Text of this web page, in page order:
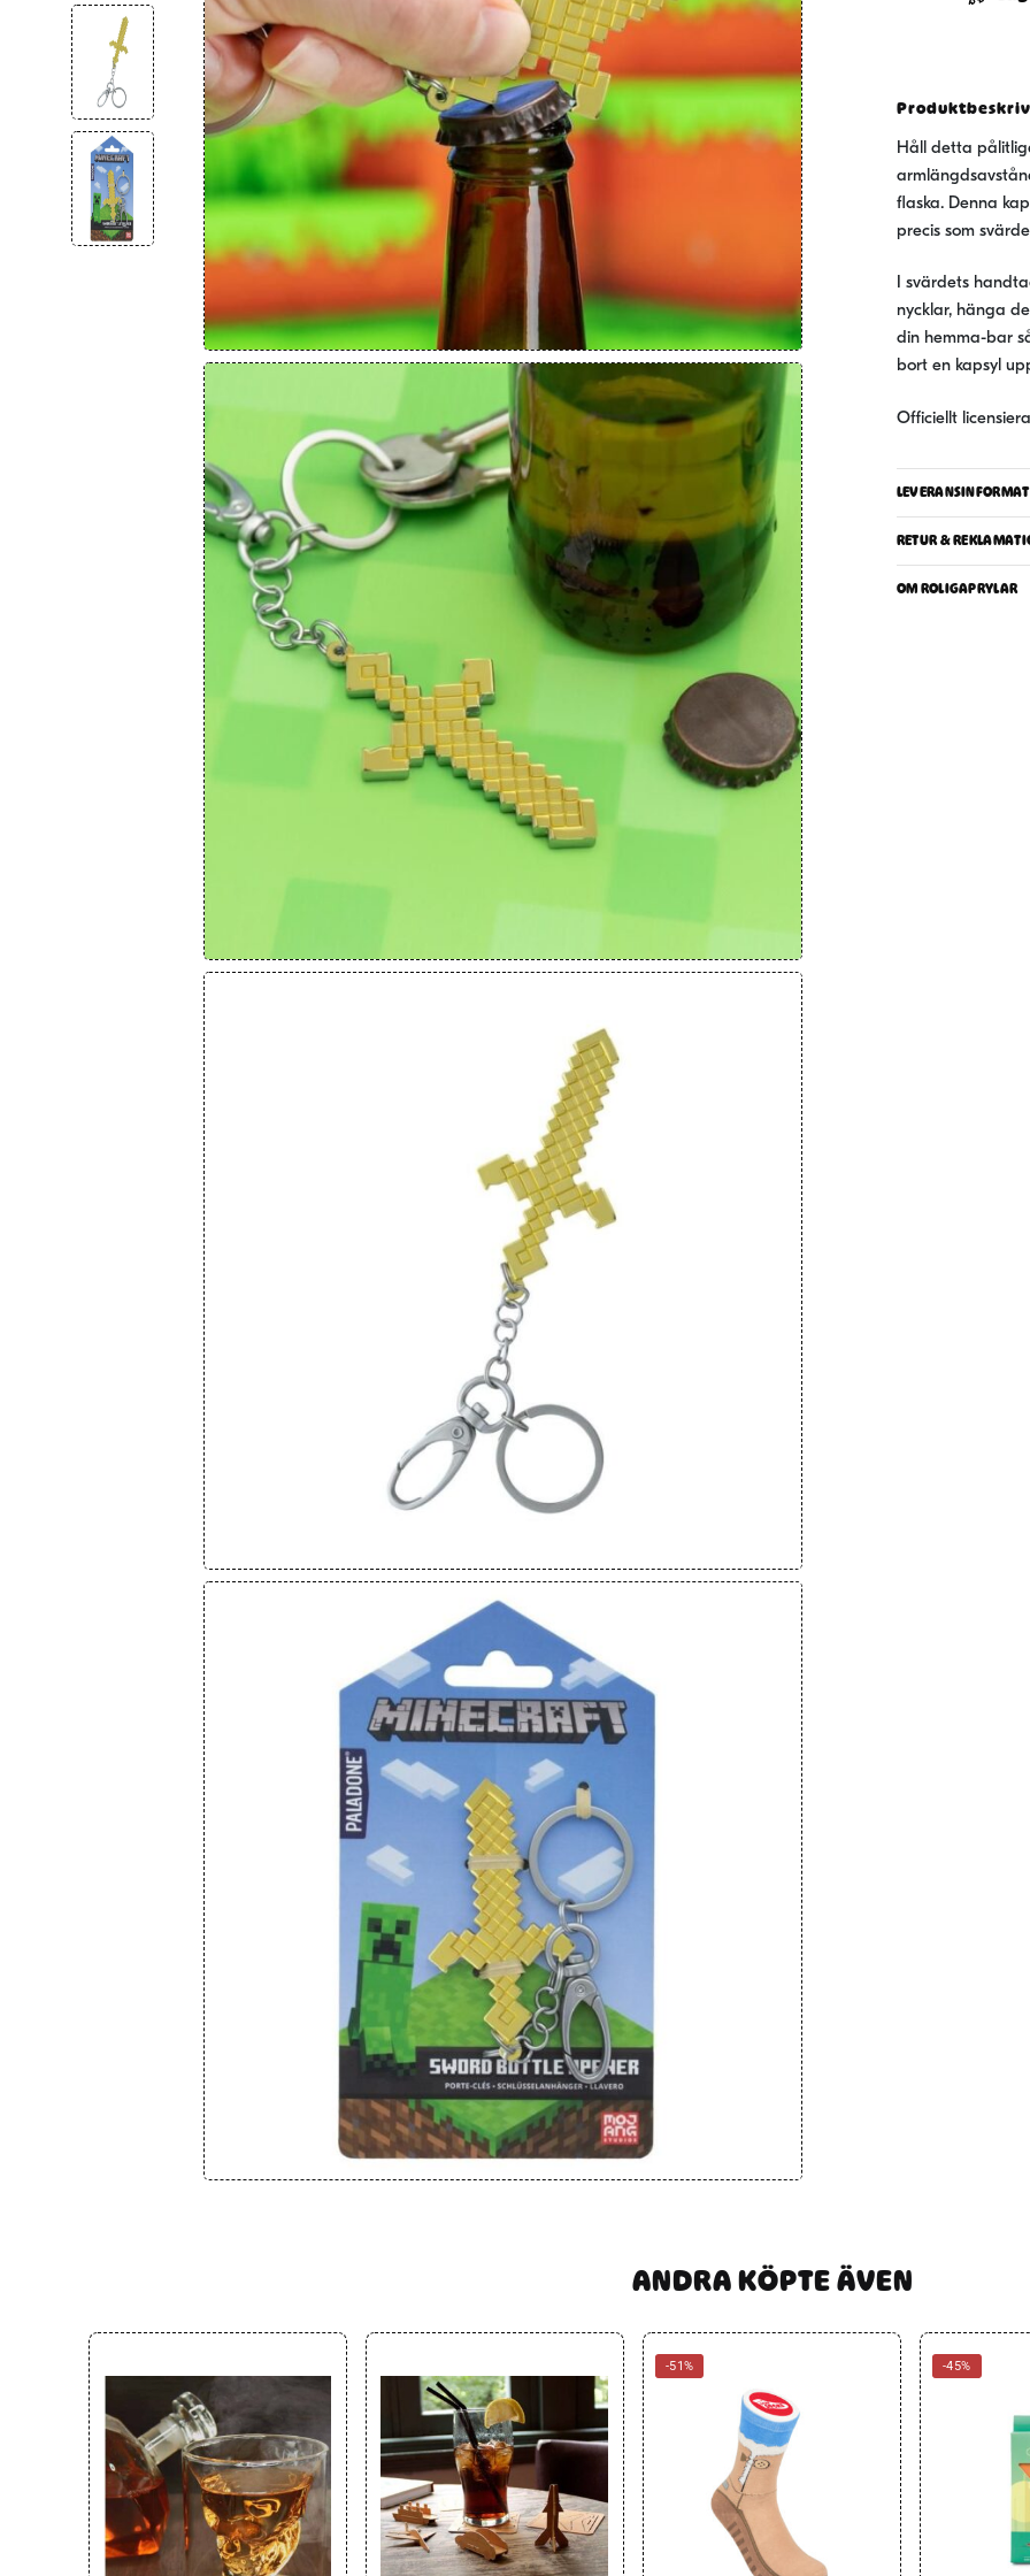
mängd
Håll detta
flaska. Denna
precis som
I svärdets
nycklar, hänga
din hemma-bar
bort en kapsyl
Officiellt
RETUR &
OM ROLIGAPRYLAR
ANDRA KÖPTE ÄVEN
-51% -45%